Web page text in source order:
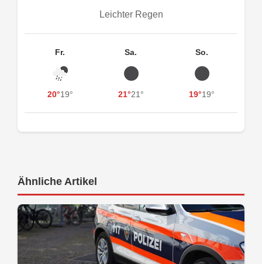
Leichter Regen
Fr.
20°19°
Sa.
21°21°
So.
19°19°
Ähnliche Artikel